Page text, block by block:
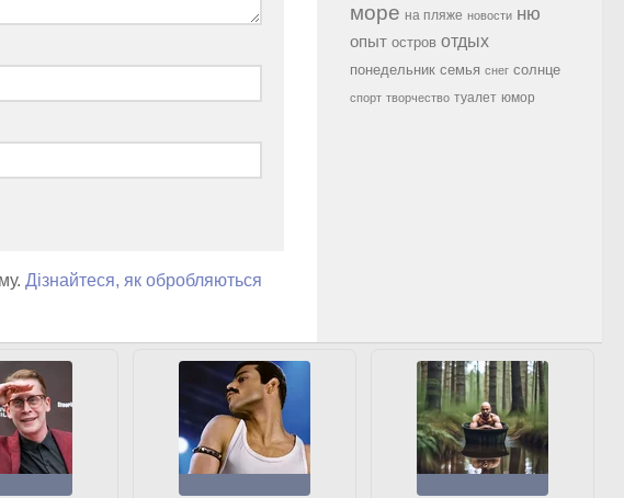
Дізнайтеся, як обробляються
море на пляже новости ню
опыт остров отдых
понедельник семья снег солнце
спорт творчество туалет юмор